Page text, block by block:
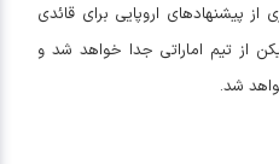
اروپایی برای قائدی
از تیم اماراتی جدا خواهد شد و
شد.